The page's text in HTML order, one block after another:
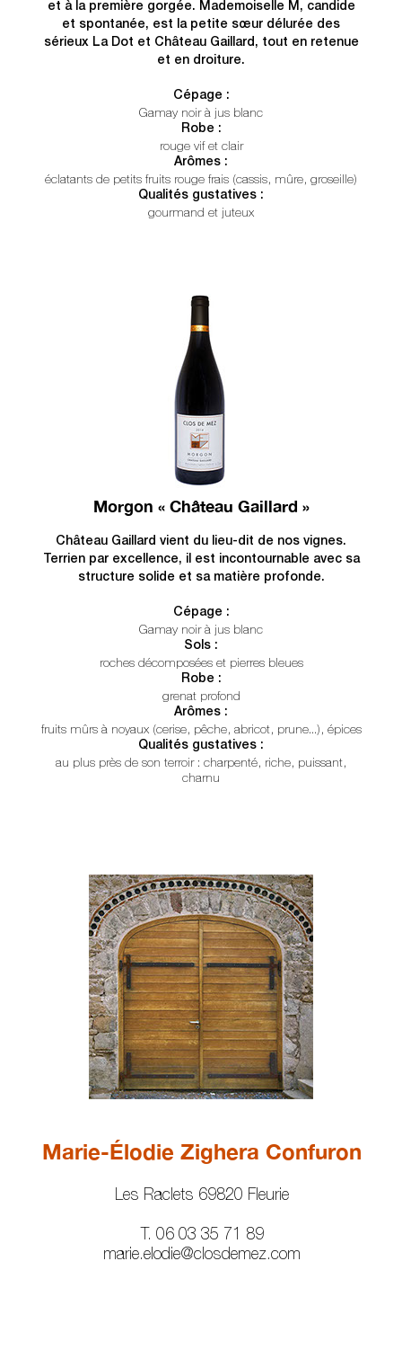
et à la première gorgée. Mademoiselle M, candide
et spontanée, est la petite sœur délurée des
sérieux La Dot et Château Gaillard, tout en retenue
et en droiture.
Cépage :
Gamay noir à jus blanc
Robe :
rouge vif et clair
Arômes :
éclatants de petits fruits rouge frais (cassis, mûre, groseille)
Qualités gustatives :
gourmand et juteux
Morgon « Château Gaillard »
Château Gaillard vient du lieu-dit de nos vignes.
Terrien par excellence, il est incontournable avec sa
structure solide et sa matière profonde.
Cépage :
Gamay noir à jus blanc
Sols :
roches décomposées et pierres bleues
Robe :
grenat profond
Arômes :
fruits mûrs à noyaux (cerise, pêche, abricot, prune...), épices
Qualités gustatives :
au plus près de son terroir : charpenté, riche, puissant,
charnu
Marie-Élodie Zighera Confuron
Les Raclets 69820 Fleurie
T. 06 03 35 71 89
marie.elodie@closdemez.com